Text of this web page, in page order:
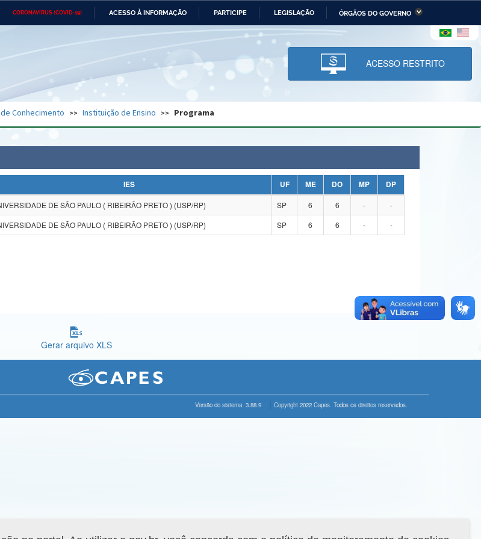
CORONAVÍRUS (COVID-19) ACESSO À INFORMAÇÃO PARTICIPE LEGISLAÇÃO ÓRGÃOS DO GOVERNO
Ministério das Relações Ministério da Economia Ministério da Infraestrutura
Ministério da Ciência,
Tecnologia, Inovações e
Comunicações
Desenvolvimento
e dos Direitos Humanos
da União Banco Central do Brasil Planalto
ACESSO RESTRITO
Conhecimento Instituição de Ensino Programa
IES UF ME DO MP
DP
DE SÃO PAULO ( RIBEIRÃO PRETO ) (USP/RP) SP 6 6 -
-
DE SÃO PAULO ( RIBEIRÃO PRETO ) (USP/RP) SP 6 6 - -
Gerar arquivo XLS
Versão do sistema: 3.88.9 Copyright 2022 Capes. Todos os direitos reservados.